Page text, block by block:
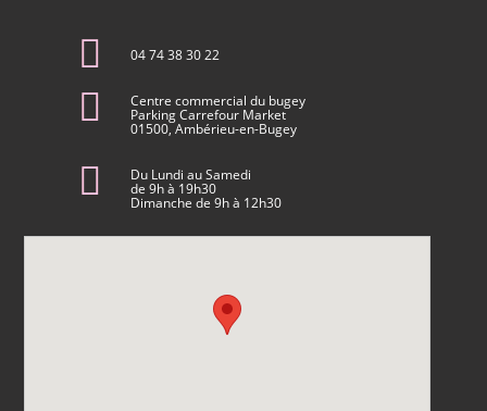
04 74 38 30 22
Centre commercial du bugey
Parking Carrefour Market
01500, Ambérieu-en-Bugey
Du Lundi au Samedi
de 9h à 19h30
Dimanche de 9h à 12h30